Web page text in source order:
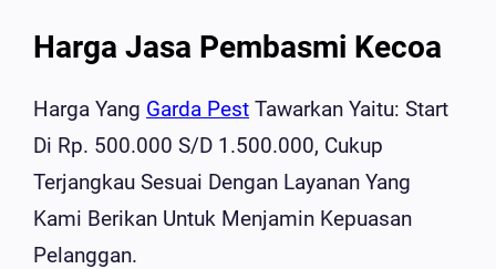
Harga Jasa Pembasmi Kecoa
Harga Yang Garda Pest Tawarkan Yaitu: Start
Di Rp. 500.000 S/d 1.500.000, Cukup
Terjangkau Sesuai Dengan Layanan Yang
Kami Berikan Untuk Menjamin Kepuasan
Pelanggan.